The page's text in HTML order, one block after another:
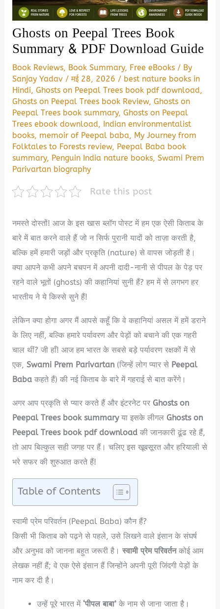
Ghosts on Peepal Trees Book
Summary & PDF Download Guide
Book Reviews, Book Summary, Free eBooks / By
Sanjay Yadav /मई 28, 2026 / best nature books in
Hindi,Ghosts on Peepal Trees book pdf download,
Ghosts on Peepal Trees book Review,Ghosts on
Peepal Trees book summary,Ghosts on Peepal
Trees ebook download, Indian environmentalist
books, memoir of Peepal baba, My Journey from
Folktales to Forests review, Peepal Baba book
summary, Penguin India nature books,Swami Prem
Parivartan biography
Rate this post
नमस्ते दोस्तों! आज के इस खास ब्लॉग पोस्ट में हम एक ऐसी किताब के
बारे में बात करने वाले हैं जो न सिर्फ पुरानी यादों को ताज़ा करती है,
बल्कि हमें हमारी जड़ों और प्रकृति (nature) से वापस जोड़ती है।
क्या आपने कभी अपने बचपन में अपनी दादी-नानी से पीपल के पेड़ पर
रहने वाले भूतों (ghosts) की कहानियां सुनी हैं? हम में से लगभग हर
भारतीय ने ये किस्से सुने हैं!
लेकिन क्या होगा अगर मैं आपसे कहूँ कि वे कहानियां असल में हमें डराने
के लिए नहीं, बल्कि हमारे पर्यावरण और पेड़ों को बचाने की एक गहरी
चाल थीं? जी हाँ! आज हम भारत के सबसे बड़े पर्यावरण रक्षकों में से
एक,Swami Prem Parivartan (जिन्हें लोग प्यार से Peepal
Baba कहते हैं) की नई किताब के बारे में गहराई से बात करेंगे।
अगर आप प्रकृति से प्यार करते हैं और इंटरनेट पर Ghosts on
Peepal Trees book summaryया इसके लीगल Ghosts on
Peepal Trees book pdf download की जानकारी ढूंढ रहे हैं,
तो आप बिल्कुल सही जगह पर हैं। चलिए इस खूबसूरत और हरियाली से
भरे सफर की शुरुआत करते हैं!
Table of Contents
स्वामी प्रेम परिवर्तन (Peepal Baba) कौन हैं?
किसी भी किताब को पढ़ने से पहले, उसे लिखने वाले इंसान के संघर्ष
और अनुभव को जानना बहुत जरूरी है।स्वामी प्रेम परिवर्तनकोई आम
लेखक नहीं हैं; वे एक ऐसे इंसान हैं जिन्होंने अपनी पूरी जिंदगी पेड़ों के
नाम कर दी है।
उन्हें पूरे भारत में ‘पीपल बाबा’के नाम से जाना जाता है।